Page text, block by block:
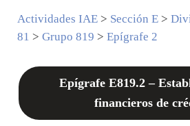
Actividades IAE> Sección E>
81 > Grupo 819 > Epígrafe 2
Epígrafe E819.2 –
financieros de